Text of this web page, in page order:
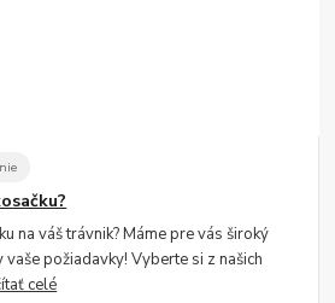
na váš trávnik? Máme pre vás široký
požiadavky! Vyberte si z našich
celé